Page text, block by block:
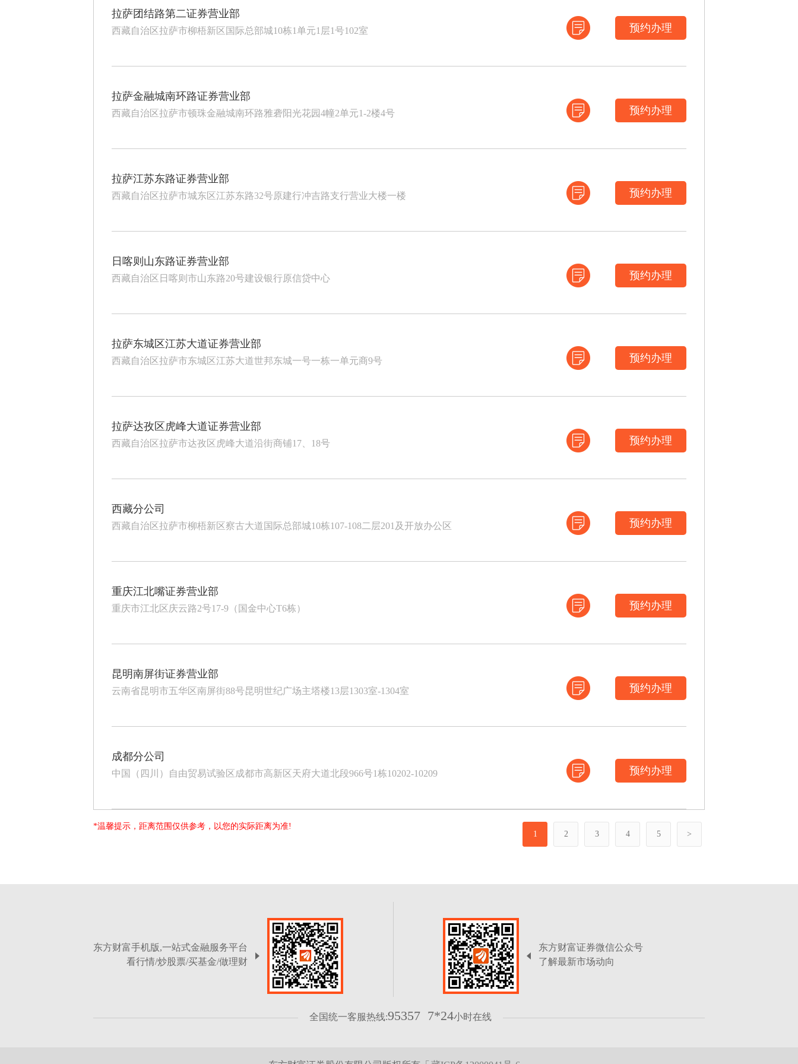
拉萨团结路第二证券营业部
西藏自治区拉萨市柳梧新区国际总部城10栋1单元1层1号102室 预约办理
拉萨金融城南环路证券营业部
西藏自治区拉萨市顿珠金融城南环路雅砻阳光花园4幢2单元1-2楼4号 预约办理
拉萨江苏东路证券营业部
西藏自治区拉萨市城东区江苏东路32号原建行冲吉路支行营业大楼一楼 预约办理
日喀则山东路证券营业部
西藏自治区日喀则市山东路20号建设银行原信贷中心 预约办理
拉萨东城区江苏大道证券营业部
西藏自治区拉萨市东城区江苏大道世邦东城一号一栋一单元商9号 预约办理
拉萨达孜区虎峰大道证券营业部
西藏自治区拉萨市达孜区虎峰大道沿街商铺17、18号 预约办理
西藏分公司
西藏自治区拉萨市柳梧新区察古大道国际总部城10栋107-108二层201及开放办公区 预约办理
重庆江北嘴证券营业部
重庆市江北区庆云路2号17-9（国金中心T6栋） 预约办理
昆明南屏街证券营业部
云南省昆明市五华区南屏街88号昆明世纪广场主塔楼13层1303室-1304室 预约办理
成都分公司
中国（四川）自由贸易试验区成都市高新区天府大道北段966号1栋10202-10209 预约办理
*温馨提示，距离范围仅供参考，以您的实际距离为准!
1
2 3 4 5 >
东方财富手机版,一站式金融服务平台
看行情/炒股票/买基金/做理财
东方财富证券微信公众号
了解最新市场动向
全国统一客服热线:95357 7*24小时在线